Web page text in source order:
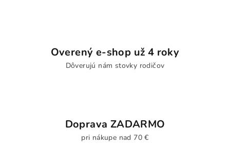
Overený e-shop už 4 roky
Dôverujú nám stovky rodičov
Doprava ZADARMO
pri nákupe nad 70 €